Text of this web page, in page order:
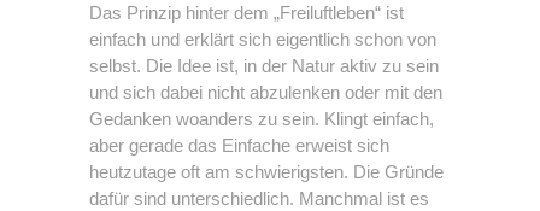
Das Prinzip hinter dem „Freiluftleben“ ist
einfach und erklärt sich eigentlich schon von
selbst. Die Idee ist, in der Natur aktiv zu sein
und sich dabei nicht abzulenken oder mit den
Gedanken woanders zu sein. Klingt einfach,
aber gerade das Einfache erweist sich
heutzutage oft am schwierigsten. Die Gründe
dafür sind unterschiedlich. Manchmal ist es